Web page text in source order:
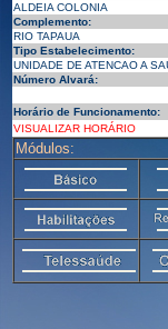
ALDEIA COLONIA
Complemento:
RIO TAPAUA
Tipo Estabelecimento:
UNIDADE DE ATENCAO A
Número Alvará:
Horário de Funcionamento:
VISUALIZAR HORÁRIO
Módulos: